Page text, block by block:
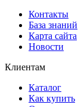
Контакты
База знаний
Карта сайта
Новости
Клиентам
Каталог
Как купить